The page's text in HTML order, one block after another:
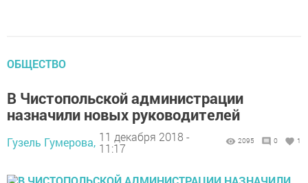
ОБЩЕСТВО
В Чистопольской администрации
назначили новых руководителей
Гузель Гумерова, 11 декабря 2018 -
11:17
2095 0 1